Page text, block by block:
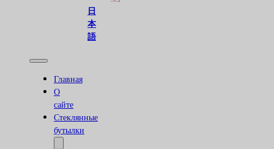
日
本
語
Главная
О
сайте
Стеклянные
бутылки